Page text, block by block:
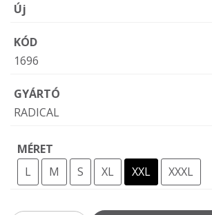
Új
KÓD
1696
GYÁRTÓ
RADICAL
MÉRET
L
M S XL XXL XXXL